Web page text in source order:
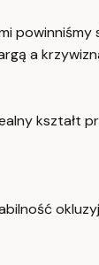
a
kształt